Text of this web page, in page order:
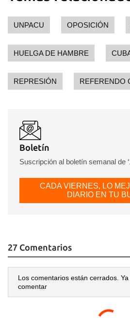
Para poder guardar como
INICIAR SESIÓN
UNPACU OPOSICIÓN
HUELGA DE HAMBRE
REPRESIÓN REFERENDO
Boletín
Suscripción al boletín semanal de
CADA VIERNES, LO
DIARIO EN TU
27 Comentarios
Los comentarios están cerrados.
comentar